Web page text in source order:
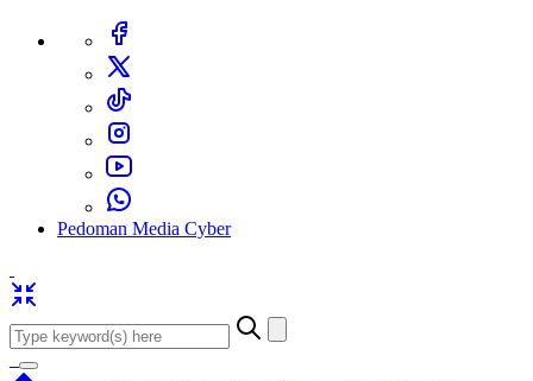
Pedoman Media Cyber